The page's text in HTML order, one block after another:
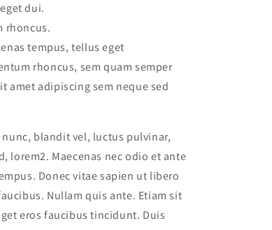
dui.
rhoncus.
tempus, tellus eget
rhoncus, sem quam semper
amet adipiscing sem neque sed
nunc, blandit vel, luctus pulvinar,
lorem2. Maecenas nec odio et ante
Donec vitae sapien ut libero
Nullam quis ante. Etiam sit
eros faucibus tincidunt. Duis